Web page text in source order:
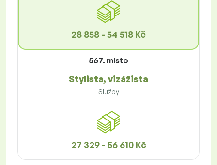
28 858 - 54 518 Kč
567. místo
Stylista, vizážista
Služby
27 329 - 56 610 Kč